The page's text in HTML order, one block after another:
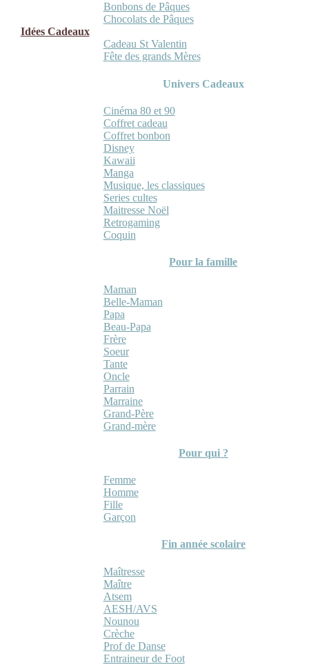
Bonbons de Pâques
Chocolats de Pâques
Idées Cadeaux
Cadeau St Valentin
Fête des grands Mères
Univers Cadeaux
Cinéma 80 et 90
Coffret cadeau
Coffret bonbon
Disney
Kawaii
Manga
Musique, les classiques
Series cultes
Maitresse Noël
Retrogaming
Coquin
Pour la famille
Maman
Belle-Maman
Papa
Beau-Papa
Frère
Soeur
Tante
Oncle
Parrain
Marraine
Grand-Père
Grand-mère
Pour qui ?
Femme
Homme
Fille
Garçon
Fin année scolaire
Maîtresse
Maître
Atsem
AESH/AVS
Nounou
Crèche
Prof de Danse
Entraineur de Foot